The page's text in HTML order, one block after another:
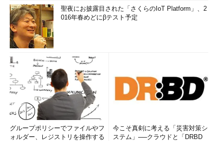
聖夜にお披露目された「さくらのIoT Platform」、2
016年春めどにβテスト予定
グループポリシーでファイルやフ
ォルダー、レジストリを操作する
今こそ真剣に考える「災害対策シ
ステム」──クラウドと「DRBD